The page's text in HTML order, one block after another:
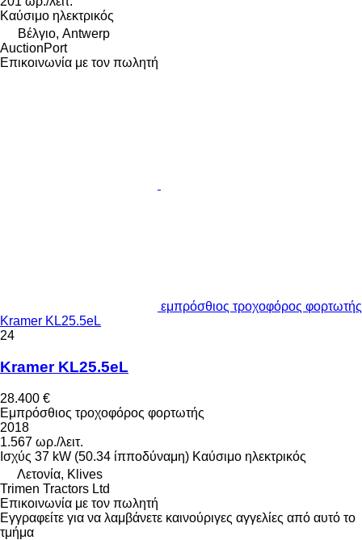
Καύσιμο ηλεκτρικός
Βέλγιο, Antwerp
AuctionPort
Επικοινωνία με τον πωλητή
εμπρόσθιος τροχοφόρος φορτωτής
Kramer KL25.5eL
24
Kramer KL25.5eL
28.400 €
Εμπρόσθιος τροχοφόρος φορτωτής
2018
1.567 ωρ./λειτ.
Ισχύς 37 kW (50.34 ίπποδύναμη) Καύσιμο ηλεκτρικός
Λετονία, Klives
Trimen Tractors Ltd
Επικοινωνία με τον πωλητή
Εγγραφείτε για να λαμβάνετε καινούριγες αγγελίες από αυτό το
τμήμα